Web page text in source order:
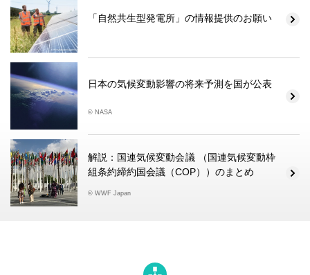
「自然共生型発電所」の情報提供のお願い
日本の気候変動影響の将来予測を国が公表
© NASA
解説：国連気候変動会議 （国連気候変動枠
組条約締約国会議（COP））のまとめ
© WWF Japan